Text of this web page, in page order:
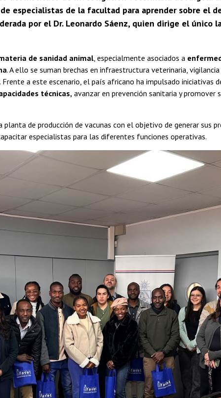
especialistas de la facultad para aprender sobre el
por el Dr. Leonardo Sáenz, quien dirige el único
de sanidad animal , especialmente asociados a
. A ello se suman brechas en infraestructura veterinaria,
a este escenario, el país africano ha impulsado iniciativas
técnicas, avanzar en prevención sanitaria y promover
de producción de vacunas con el objetivo de generar sus
especialistas para las diferentes funciones operativas.